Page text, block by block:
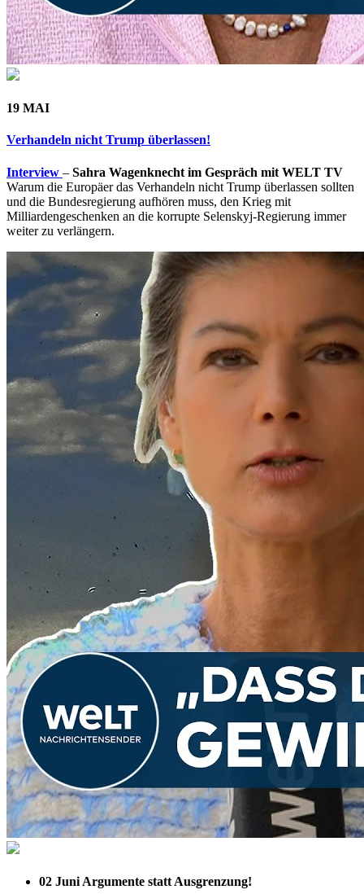
19 MAI
Verhandeln nicht Trump überlassen!
Interview – Sahra Wagenknecht im Gespräch mit WELT TV
Warum die Europäer das Verhandeln nicht Trump überlassen sollten
und die Bundesregierung aufhören muss, den Krieg mit
Milliardengeschenken an die korrupte Selenskyj-Regierung immer
weiter zu verlängern.
02 Juni Argumente statt Ausgrenzung!